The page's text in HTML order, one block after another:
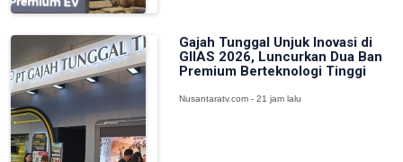
Gajah Tunggal Unjuk Inovasi di
GIIAS 2026, Luncurkan Dua Ban
Premium Berteknologi Tinggi
Nusantaratv.com - 21 jam lalu